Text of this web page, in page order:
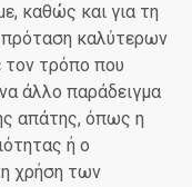
καθώς και για τη
πρόταση καλύτερων
τον τρόπο που
άλλο παράδειγμα
απάτης, όπως η
ή ο
χρήση των